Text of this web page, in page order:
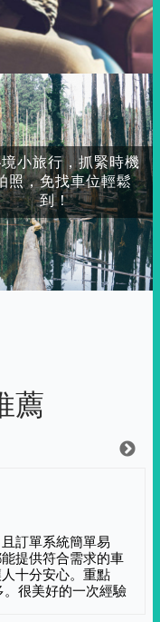
小旅行，抓緊時機
照，免找車位輕鬆
到！
薦
訂單系統簡單易
提供符合需求的車
十分安心。重點
很美好的一次經驗